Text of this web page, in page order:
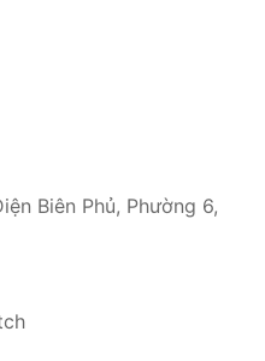
Biên Phủ, Phường 6,